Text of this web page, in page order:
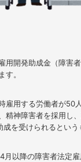
用開発助成金（障害
す。
雇用する労働者が50
精神障害者を採用し
を受けられるという
以降の障害者法定